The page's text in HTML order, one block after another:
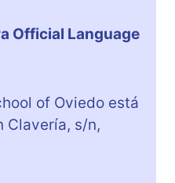
Official Language
of Oviedo está
Clavería, s/n,